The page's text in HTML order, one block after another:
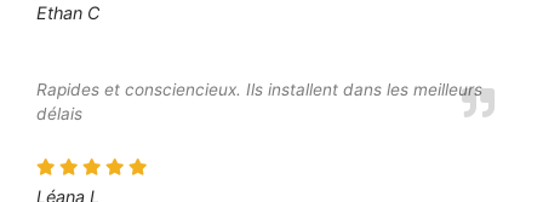
Ethan C
Rapides et consciencieux. Ils installent dans les meilleurs
délais
Léana L